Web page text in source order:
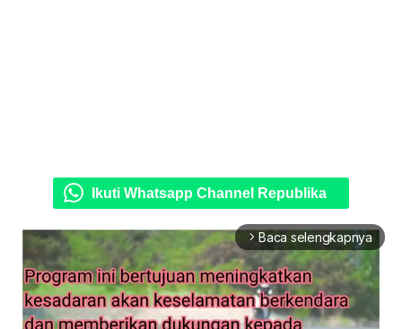
Ikuti Whatsapp Channel Republika
arrow_forward_ios Baca selengkapnya